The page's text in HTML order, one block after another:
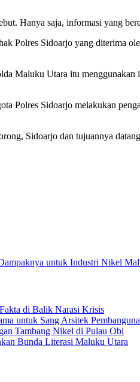
Hanya saja, informasi yang
Polres Sidoarjo yang diterima
Maluku Utara itu
Polres Sidoarjo melakukan
Sidoarjo dan tujuannya
untuk Industri Nikel
di Balik Narasi Krisis
untuk Sang Arsitek
Tambang Nikel di Pulau Obi
Bunda Literasi Maluku Utara